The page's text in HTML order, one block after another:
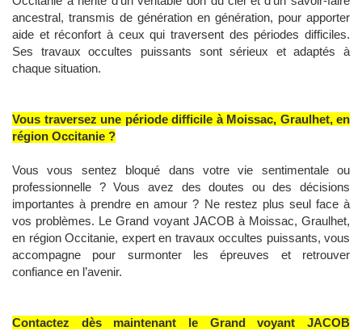
ancestral, transmis de génération en génération, pour apporter
aide et réconfort à ceux qui traversent des périodes difficiles.
Ses travaux occultes puissants sont sérieux et adaptés à
chaque situation.
Vous traversez une période difficile à Moissac, Graulhet, en
région Occitanie ?
Vous vous sentez bloqué dans votre vie sentimentale ou
professionnelle ? Vous avez des doutes ou des décisions
importantes à prendre en amour ? Ne restez plus seul face à
vos problèmes. Le Grand voyant JACOB à Moissac, Graulhet,
en région Occitanie, expert en travaux occultes puissants, vous
accompagne pour surmonter les épreuves et retrouver
confiance en l’avenir.
Contactez dès maintenant le Grand voyant JACOB